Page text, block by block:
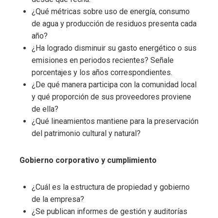
¿Qué métricas sobre uso de energía, consumo
de agua y producción de residuos presenta cada
año?
¿Ha logrado disminuir su gasto energético o sus
emisiones en periodos recientes? Señale
porcentajes y los años correspondientes.
¿De qué manera participa con la comunidad local
y qué proporción de sus proveedores proviene
de ella?
¿Qué lineamientos mantiene para la preservación
del patrimonio cultural y natural?
Gobierno corporativo y cumplimiento
¿Cuál es la estructura de propiedad y gobierno
de la empresa?
¿Se publican informes de gestión y auditorías